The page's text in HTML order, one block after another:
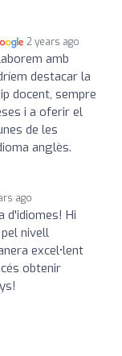
2 years ago
amb
destacar la
docent, sempre
i a oferir el
de les
anglès.
ago
d'idiomes! Hi
nivell
excel•lent
obtenir